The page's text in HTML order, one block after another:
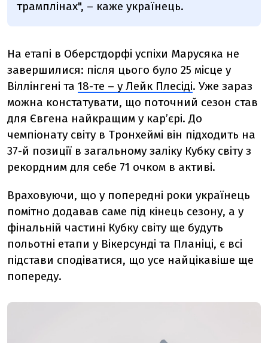
трамплінах", – каже українець.
На етапі в Оберстдорфі успіхи Марусяка не
завершилися: після цього було 25 місце у
Віллінгені та 18-те – у Лейк Плесіді. Уже зараз
можна констатувати, що поточний сезон став
для Євгена найкращим у кар’єрі. До
чемпіонату світу в Тронхеймі він підходить на
37-й позиції в загальному заліку Кубку світу з
рекордним для себе 71 очком в активі.
Враховуючи, що у попередні роки українець
помітно додавав саме під кінець сезону, а у
фінальній частині Кубку світу ще будуть
польотні етапи у Вікерсунді та Планіці, є всі
підстави сподіватися, що усе найцікавіше ще
попереду.